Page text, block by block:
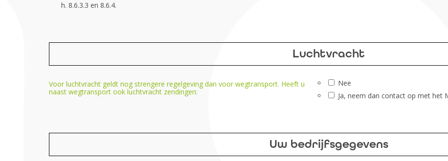
8.6.3.3 en 8.6.4.
Luchtvracht
Voor luchtvracht geldt nog strengere regelgeving dan voor wegtransport. Heeft u
naast wegtransport ook luchtvracht zendingen:
Nee
Ja, neem dan contact op met het
Uw bedrijfsgegevens